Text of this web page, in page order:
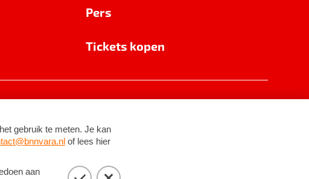
Pers
Tickets kopen